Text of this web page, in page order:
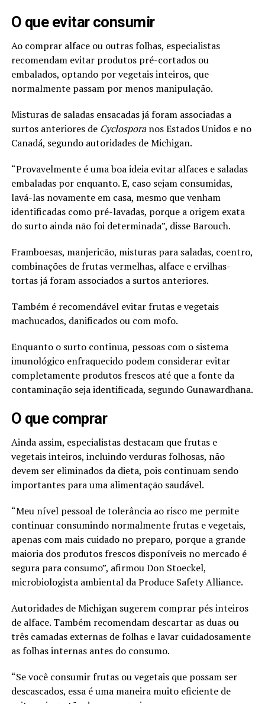
O que evitar consumir
Ao comprar alface ou outras folhas, especialistas
recomendam evitar produtos pré-cortados ou
embalados, optando por vegetais inteiros, que
normalmente passam por menos manipulação.
Misturas de saladas ensacadas já foram associadas a
surtos anteriores de Cyclosporanos Estados Unidos e no
Canadá, segundo autoridades de Michigan.
“Provavelmente é uma boa ideia evitar alfaces e saladas
embaladas por enquanto. E, caso sejam consumidas,
lavá-las novamente em casa, mesmo que venham
identificadas como pré-lavadas, porque a origem exata
do surto ainda não foi determinada”, disse Barouch.
Framboesas, manjericão, misturas para saladas, coentro,
combinações de frutas vermelhas, alface e ervilhas-
tortas já foram associados a surtos anteriores.
Também é recomendável evitar frutas e vegetais
machucados, danificados ou com mofo.
Enquanto o surto continua, pessoas com o sistema
imunológico enfraquecido podem considerar evitar
completamente produtos frescos até que a fonte da
contaminação seja identificada, segundo Gunawardhana.
O que comprar
Ainda assim, especialistas destacam que frutas e
vegetais inteiros, incluindo verduras folhosas, não
devem ser eliminados da dieta, pois continuam sendo
importantes para uma alimentação saudável.
“Meu nível pessoal de tolerância ao risco me permite
continuar consumindo normalmente frutas e vegetais,
apenas com mais cuidado no preparo, porque a grande
maioria dos produtos frescos disponíveis no mercado é
segura para consumo”, afirmou Don Stoeckel,
microbiologista ambiental da Produce Safety Alliance.
Autoridades de Michigan sugerem comprar pés inteiros
de alface. Também recomendam descartar as duas ou
três camadas externas de folhas e lavar cuidadosamente
as folhas internas antes do consumo.
“Se você consumir frutas ou vegetais que possam ser
descascados, essa é uma maneira muito eficiente de